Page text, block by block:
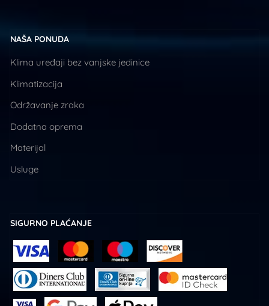
NAŠA PONUDA
Klima uređaji bez vanjske jedinice
Klimatizacija
Održavanje zraka
Dodatna oprema
Materijal
Usluge
SIGURNO PLAĆANJE